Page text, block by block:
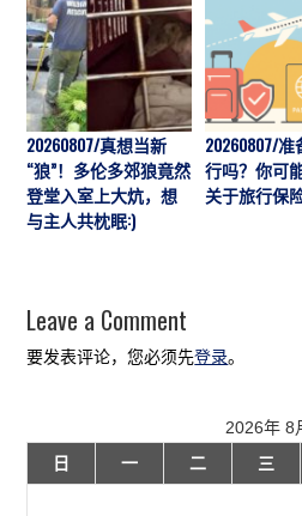
20260807/真想当新
“狼”！多伦多郊狼竟然
登堂入室上大炕，想
与主人共枕眠:)
20260807/
行吗？你可
关于旅行保
Leave a Comment
要发表评论，您必须先登录。
2026年 8
日
一 二 三